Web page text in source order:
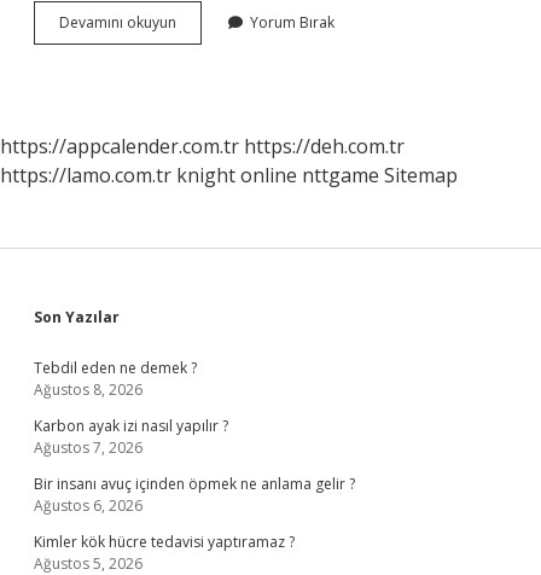
Devamını okuyun
Kıllara
Yorum Bırak
https://appcalender.com.tr https://deh.com.tr
https://lamo.com.tr knight online nttgame Sitemap
Sidebar
Son Yazılar
Tebdil eden ne demek ?
Ağustos 8, 2026
Karbon ayak izi nasıl yapılır ?
Ağustos 7, 2026
Bir insanı avuç içinden öpmek ne anlama gelir ?
Ağustos 6, 2026
Kimler kök hücre tedavisi yaptıramaz ?
Ağustos 5, 2026